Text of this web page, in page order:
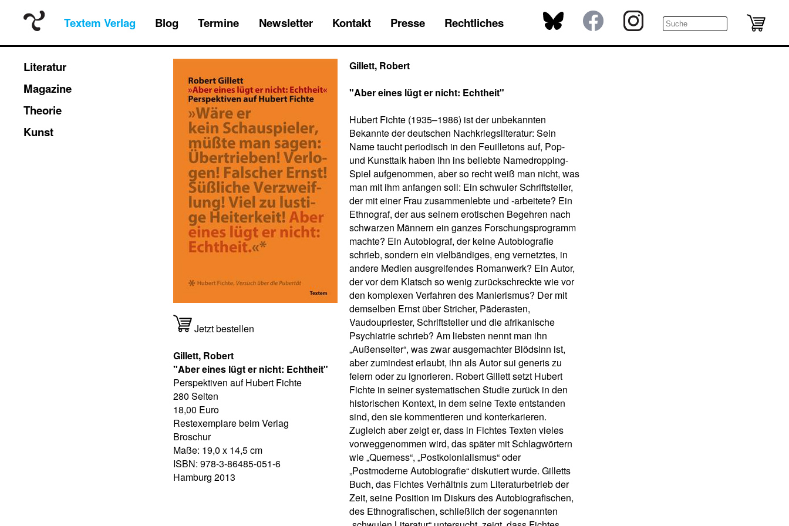
Textem Verlag Blog Termine Newsletter Kontakt Presse Rechtliches
Literatur
Magazine
Theorie
Kunst
Gillett, Robert
"Aber eines lügt er nicht: Echtheit"
Hubert Fichte (1935–1986) ist der unbekannten
Bekannte der deutschen Nachkriegsliteratur: Sein
Name taucht periodisch in den Feuilletons auf, Pop-
und Kunsttalk haben ihn ins beliebte Namedropping-
Spiel aufgenommen, aber so recht weiß man nicht, was
man mit ihm anfangen soll: Ein schwuler Schriftsteller,
der mit einer Frau zusammenlebte und -arbeitete? Ein
Ethnograf, der aus seinem erotischen Begehren nach
schwarzen Männern ein ganzes Forschungsprogramm
machte? Ein Autobiograf, der keine Autobiografie
schrieb, sondern ein vielbändiges, eng vernetztes, in
andere Medien ausgreifendes Romanwerk? Ein Autor,
der vor dem Klatsch so wenig zurückschreckte wie vor
den komplexen Verfahren des Manierismus? Der mit
demselben Ernst über Stricher, Päderasten,
Vaudoupriester, Schriftsteller und die afrikanische
Psychiatrie schrieb? Am liebsten nennt man ihn
„Außenseiter“, was zwar ausgemachter Blödsinn ist,
aber zumindest erlaubt, ihn als Autor sui generis zu
feiern oder zu ignorieren. Robert Gillett setzt Hubert
Fichte in seiner systematischen Studie zurück in den
historischen Kontext, in dem seine Texte entstanden
sind, den sie kommentieren und konterkarieren.
Zugleich aber zeigt er, dass in Fichtes Texten vieles
vorweggenommen wird, das später mit Schlagwörtern
wie „Querness“, „Postkolonialismus“ oder
„Postmoderne Autobiografie“ diskutiert wurde. Gilletts
Buch, das Fichtes Verhältnis zum Literaturbetrieb der
Zeit, seine Position im Diskurs des Autobiografischen,
des Ethnografischen, schließlich der sogenannten
Jetzt bestellen
Gillett, Robert
"Aber eines lügt er nicht: Echtheit"
Perspektiven auf Hubert Fichte
280 Seiten
18,00 Euro
Restexemplare beim Verlag
Broschur
Maße: 19,0 x 14,5 cm
ISBN: 978-3-86485-051-6
Hamburg 2013